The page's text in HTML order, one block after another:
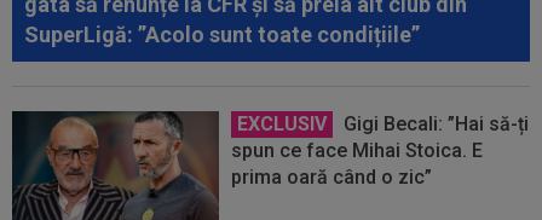
SuperLigă: ”Acolo sunt toate condițiile”
EXCLUSIV
Gigi Becali: ”Hai să-ți
spun ce face Mihai Stoica. E
prima oară când o zic”